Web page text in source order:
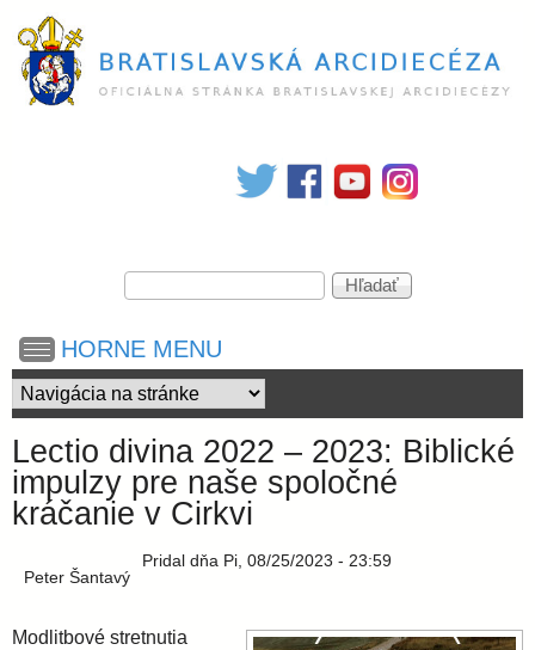
na
hlavný
t
i
s
a
V
y
ľ
a
d
á
v
a
n
e
H
ľ
d
a
ť
HORNE MENU
Lectio divina 2022 – 2023: Biblické
impulzy pre naše spoločné
kráčanie v Cirkvi
Pridal
Peter Šantavý
dňa Pi, 08/25/2023 - 23:59
Modlitbové stretnutia